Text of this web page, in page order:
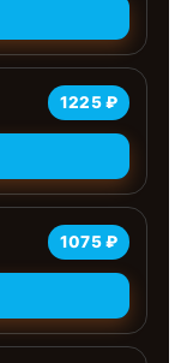
1225 ₽
1075 ₽